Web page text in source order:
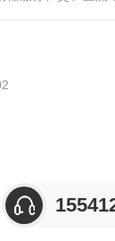
究与服务，不但
化工、纺织、食